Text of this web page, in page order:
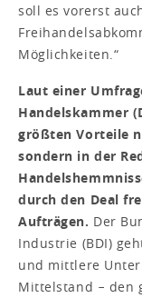
soll es vorerst
Möglichkeiten.“
Laut einer
Handelskammer
größten Vorteile
sondern in der
durch den Deal
Aufträgen. Der
Industrie (BDI)
und mittlere
Mittelstand − den